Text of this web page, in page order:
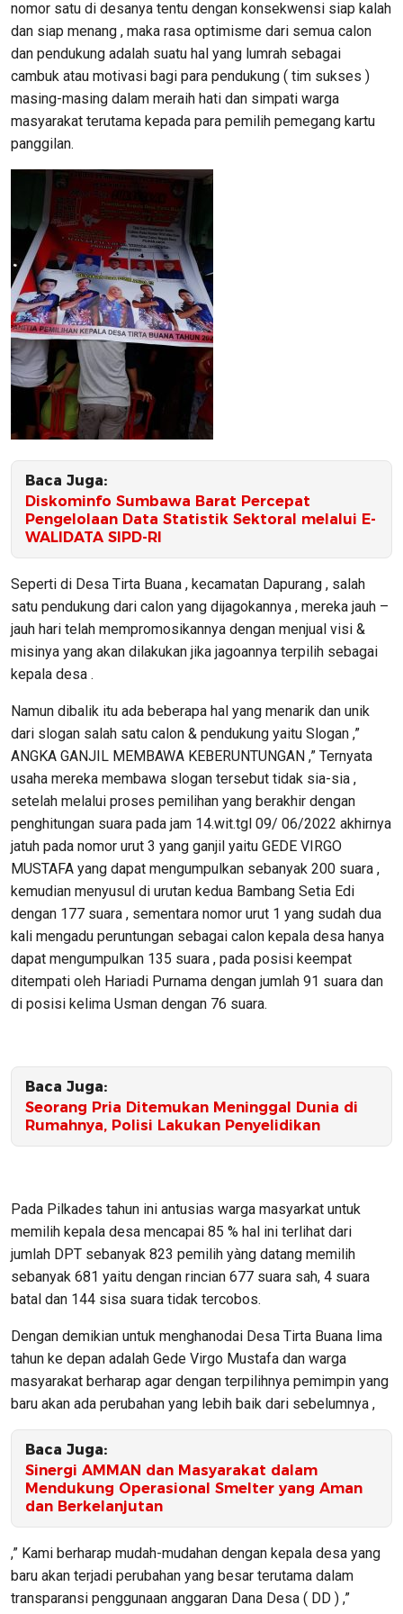
nomor satu di desanya tentu dengan konsekwensi siap kalah
dan siap menang , maka rasa optimisme dari semua calon
dan pendukung adalah suatu hal yang lumrah sebagai
cambuk atau motivasi bagi para pendukung ( tim sukses )
masing-masing dalam meraih hati dan simpati warga
masyarakat terutama kepada para pemilih pemegang kartu
panggilan.
Baca Juga:
Diskominfo Sumbawa Barat Percepat
Pengelolaan Data Statistik Sektoral melalui E-
WALIDATA SIPD-RI
Seperti di Desa Tirta Buana , kecamatan Dapurang , salah
satu pendukung dari calon yang dijagokannya , mereka jauh –
jauh hari telah mempromosikannya dengan menjual visi &
misinya yang akan dilakukan jika jagoannya terpilih sebagai
kepala desa .
Namun dibalik itu ada beberapa hal yang menarik dan unik
dari slogan salah satu calon & pendukung yaitu Slogan ,”
ANGKA GANJIL MEMBAWA KEBERUNTUNGAN ,” Ternyata
usaha mereka membawa slogan tersebut tidak sia-sia ,
setelah melalui proses pemilihan yang berakhir dengan
penghitungan suara pada jam 14.wit.tgl 09/ 06/2022 akhirnya
jatuh pada nomor urut 3 yang ganjil yaitu GEDE VIRGO
MUSTAFA yang dapat mengumpulkan sebanyak 200 suara ,
kemudian menyusul di urutan kedua Bambang Setia Edi
dengan 177 suara , sementara nomor urut 1 yang sudah dua
kali mengadu peruntungan sebagai calon kepala desa hanya
dapat mengumpulkan 135 suara , pada posisi keempat
ditempati oleh Hariadi Purnama dengan jumlah 91 suara dan
di posisi kelima Usman dengan 76 suara.
Baca Juga:
Seorang Pria Ditemukan Meninggal Dunia di
Rumahnya, Polisi Lakukan Penyelidikan
Pada Pilkades tahun ini antusias warga masyarkat untuk
memilih kepala desa mencapai 85 % hal ini terlihat dari
jumlah DPT sebanyak 823 pemilih yàng datang memilih
sebanyak 681 yaitu dengan rincian 677 suara sah, 4 suara
batal dan 144 sisa suara tidak tercobos.
Dengan demikian untuk menghanodai Desa Tirta Buana lima
tahun ke depan adalah Gede Virgo Mustafa dan warga
masyarakat berharap agar dengan terpilihnya pemimpin yang
baru akan ada perubahan yang lebih baik dari sebelumnya ,
Baca Juga:
Sinergi AMMAN dan Masyarakat dalam
Mendukung Operasional Smelter yang Aman
dan Berkelanjutan
,” Kami berharap mudah-mudahan dengan kepala desa yang
baru akan terjadi perubahan yang besar terutama dalam
transparansi penggunaan anggaran Dana Desa ( DD ) ,”